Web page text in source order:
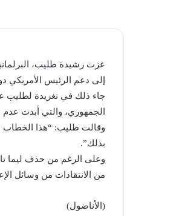
عزت رشيدة طليب،
إلى دعم الرئيس الأمريكي
جاء ذلك في تغريدة لطليب
الجمهوري، والتي أبدت
وقالت طليب: “هذا الخطاب
بذلك”.
وعلى الرغم من حذف ليما
من الانتقادات من وسائل
(الأناضول)